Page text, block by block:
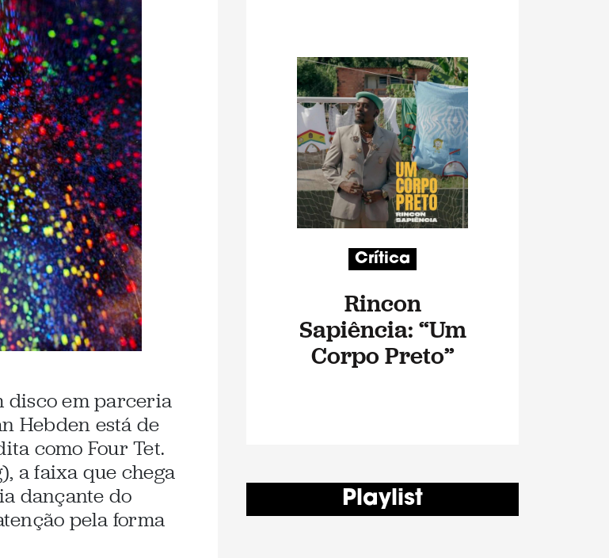
disco em parceria
Hebden está de
como Four Tet.
a faixa que chega
dançante do
pela forma
Crítica
Rincon
Sapiência: “Um
Corpo Preto”
Playlist